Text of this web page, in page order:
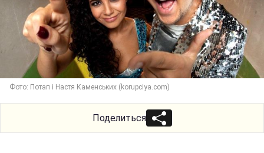
Фото: Потап і Настя Каменських (korupciya.com)
Поделиться